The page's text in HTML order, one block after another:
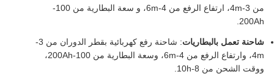
من 3-4m، ارتفاع الرفع من 4-6m، و سعة البطارية من 100-
200Ah.
شاحنة تعمل بالبطاريات
: شاحنة رفع كهربائية بقطر الدوران من 3-
4m، وارتفاع الرفع من 4-6m، وسعة البطارية من 100-200Ah،
ووقت الشحن من 8-10h.